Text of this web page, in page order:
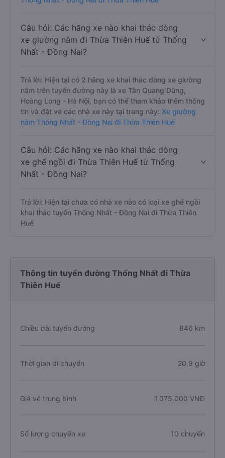
Câu hỏi: Các hãng xe nào khai thác dòng
xe giường nằm đi Thừa Thiên Huế từ Thống
Nhất - Đồng Nai?
Trả lời: Hiện tại có 2 hãng xe khai thác dòng xe giường
nằm trên tuyến đường này là xe Tân Quang Dũng,
Hoàng Long - Hà Nội, bạn có thể tham khảo thêm thông
tin và đặt vé các nhà xe này tại trang này: Xe giường
nằm Thống Nhất - Đồng Nai đi Thừa Thiên Huế
Câu hỏi: Các hãng xe nào khai thác dòng
xe ghế ngồi đi Thừa Thiên Huế từ Thống
Nhất - Đồng Nai?
Trả lời: Hiện tại chưa có nhà xe nào có loại xe ghế ngồi
khai thác tuyến Thống Nhất - Đồng Nai đi Thừa Thiên
Huế
Thông tin tuyến đường Thống Nhất đi Thừa
Thiên Huế
Chiều dài tuyến đường 846 km
Thời gian di chuyển 20.9 giờ
Giá vé trung bình 1.075.000 VNĐ
Số lượng chuyến xe 10 chuyến